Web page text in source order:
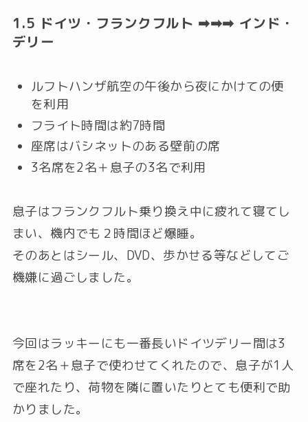
1.5 ドイツ・フランクフルト ➡➡➡ インド・
デリー
ルフトハンザ航空の午後から夜にかけての便
を利用
フライト時間は約7時間
座席はバシネットのある壁前の席
3名席を2名＋息子の3名で利用
息子はフランクフルト乗り換え中に疲れて寝てし
まい、機内でも２時間ほど爆睡。
そのあとはシール、DVD、歩かせる等などしてご
機嫌に過ごしました。
今回はラッキーにも一番長いドイツデリー間は3
席を2名＋息子で使わせてくれたので、息子が1人
で座れたり、荷物を隣に置いたりとても便利で助
かりました。